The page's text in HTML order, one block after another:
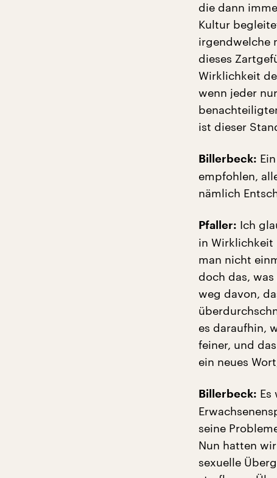
die dann
Kultur
irgendwelche
dieses
Wirklichkeit
wenn jeder
ist dieser
Billerbeck:
empfohlen,
nämlich
Pfaller: Ich
in Wirklichkeit
man nicht
doch das,
weg davon,
es daraufhin,
feiner, und
ein neues
Billerbeck: Es
seine
Nun hatten
sexuelle